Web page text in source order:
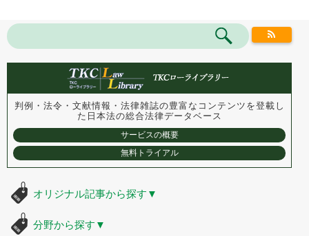
判例・法令・文献情報・法律雑誌の豊富なコンテンツを登載し
た 日本法の総合法律データベース
サービスの概要
無料トライアル
オリジナル記事から探す ▼
分野から探す ▼